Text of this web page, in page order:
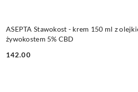
ASEPTA Stawokost - krem 150 ml z
żywokostem 5% CBD
Cena:
142.00